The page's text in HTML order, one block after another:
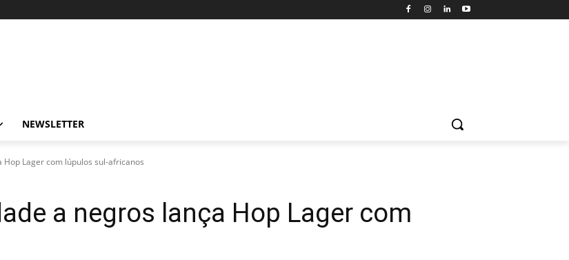
NEWSLETTER
Lager com lúpulos sul-africanos
a negros lança Hop Lager com